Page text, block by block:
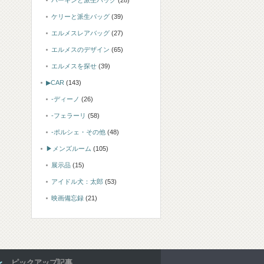
ケリーと派生バッグ (39)
エルメスレアバッグ (27)
エルメスのデザイン (65)
エルメスを探せ (39)
▶CAR (143)
-ディーノ (26)
-フェラーリ (58)
-ポルシェ・その他 (48)
▶メンズルーム (105)
展示品 (15)
アイドル犬：太郎 (53)
映画備忘録 (21)